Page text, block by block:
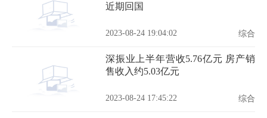
近期回国
2023-08-24 19:04:02 综合
深振业上半年营收5.76亿元 房产销
售收入约5.03亿元
2023-08-24 17:45:22 综合